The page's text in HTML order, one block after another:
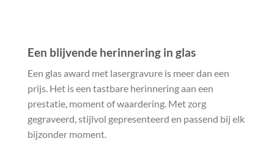
Een blijvende herinnering in glas
Een glas award met lasergravure is meer dan een
prijs. Het is een tastbare herinnering aan een
prestatie, moment of waardering. Met zorg
gegraveerd, stijlvol gepresenteerd en passend bij elk
bijzonder moment.